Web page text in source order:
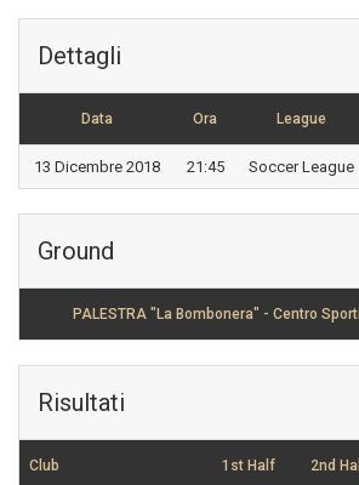
Dettagli
Data Ora League
13 Dicembre 2018 21:45 Soccer League
Ground
PALESTRA "La Bombonera" - Centro
Risultati
Club 1st Half 2nd